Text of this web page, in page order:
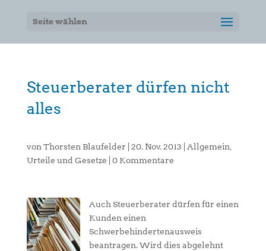
Seite wählen
Steuerberater dürfen nicht
alles
von Thorsten Blaufelder 20. Nov. 2013 Allgemein
Urteile und Gesetze
0 Kommentare
Auch Steuerberater dürfen für einen
Kunden einen
Schwerbehindertenausweis
beantragen. Wird dies abgelehnt